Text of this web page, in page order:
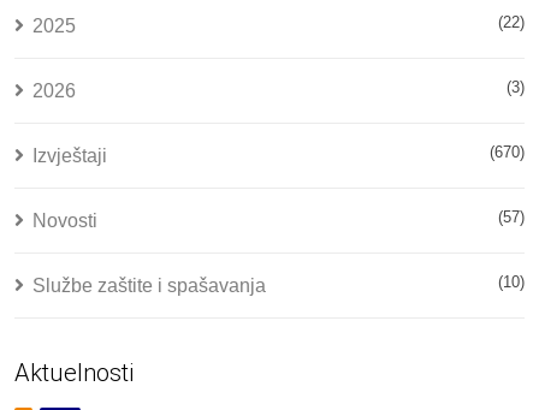
2025 (22)
2026 (3)
Izvještaji (670)
Novosti (57)
Službe zaštite i spašavanja (10)
Aktuelnosti